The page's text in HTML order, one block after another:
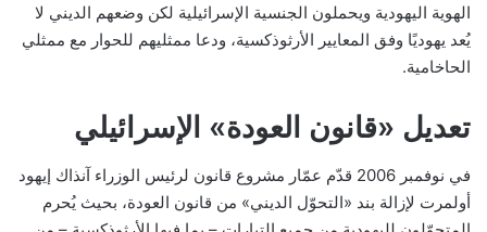
الهوية اليهودية ويحملون الجنسية الإسرائيلية لكن وضعهم الديني لا
يُعد يهوديًا وفق المعايير الأرثوذكسية، ودعا ممثليهم للحوار مع ممثلي
الحاخامية.
تعديل «قانون العودة» الإسرائيلي
في نوفمبر 2006 قدّم عمّار مشروع قانون لرئيس الوزراء آنذاك إيهود
أولمرت لإزالة بند «التحوّل الديني» من قانون العودة، بحيث يُحرم